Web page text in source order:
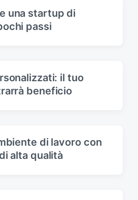
una startup di
passi
il tuo
beneficio
di lavoro con
alta qualità